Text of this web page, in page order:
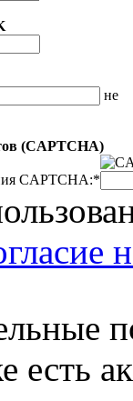
не
(CAPTCHA)
CAPTCHA:*
есть